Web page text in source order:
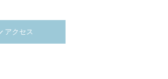
アクセス